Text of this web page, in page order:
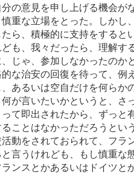
の意見を申し上げる機会が
重な立場をとった。しかし
ら、積極的に支持をすると
も、我々だったら、理解す
じゃ、参加しなかったのか
な治安の回復を待って、例
あるいは空自だけを何らか
何が言いたいかというと、さ
て即出されたから、ずっと
ことはなかっただろうとい
動をされておられて、フラ
言うけれども、もし慎重な
ンスとかあるいはドイツと